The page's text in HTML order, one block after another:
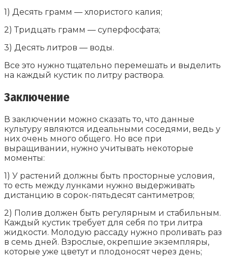
1) Десять грамм — хлористого калия;
2) Тридцать грамм — суперфосфата;
3) Десять литров — воды.
Все это нужно тщательно перемешать и выделить
на каждый кустик по литру раствора.
Заключение
В заключении можно сказать то, что данные
культуру являются идеальными соседями, ведь у
них очень много общего. Но все при
выращивании, нужно учитывать некоторые
моменты:
1) У растений должны быть просторные условия,
то есть между лунками нужно выдерживать
дистанцию в сорок-пятьдесят сантиметров;
2) Полив должен быть регулярным и стабильным.
Каждый кустик требует для себя по три литра
жидкости. Молодую рассаду нужно проливать раз
в семь дней. Взрослые, окрепшие экземпляры,
которые уже цветут и плодоносят через день;